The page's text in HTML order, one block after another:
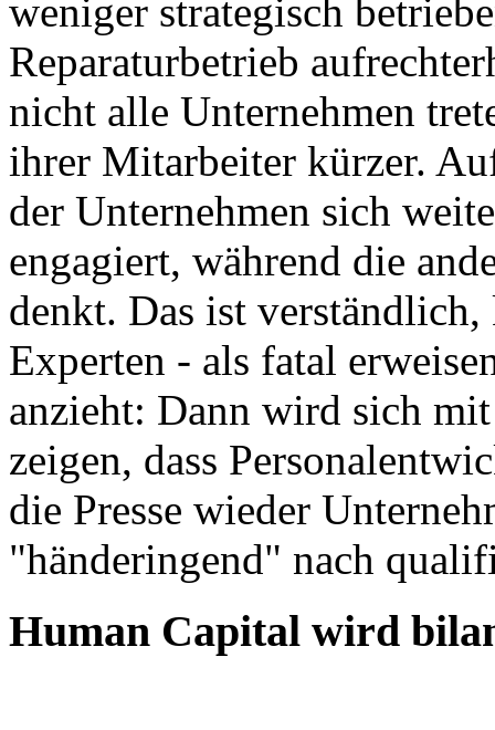
weniger strategisch
Reparaturbetrieb
nicht alle Unternehmen
ihrer Mitarbeiter kürzer.
der Unternehmen sich
engagiert, während die
denkt. Das ist
Experten - als fatal
anzieht: Dann wird sich
zeigen, dass
die Presse wieder
"händeringend" nach
Human Capital wird